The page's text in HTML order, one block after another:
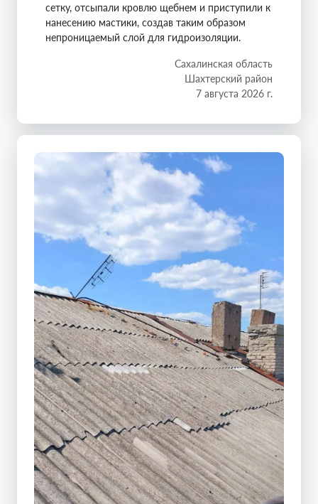
сетку, отсыпали кровлю щебнем и приступили к
нанесению мастики, создав таким образом
непроницаемый слой для гидроизоляции.
Сахалинская область
Шахтерский район
7 августа 2026 г.